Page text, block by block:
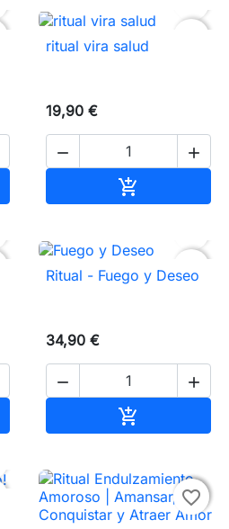
ritual vira salud
19,90 €
 

favorite_border
Ritual - Fuego y Deseo
34,90 €
 


favorite_border